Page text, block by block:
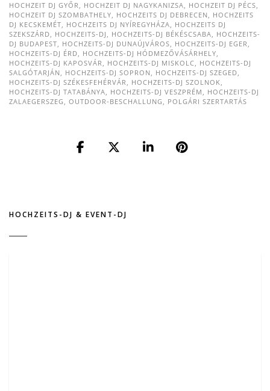
HOCHZEIT DJ GYŐR, HOCHZEIT DJ NAGYKANIZSA, HOCHZEIT DJ PÉCS,
HOCHZEIT DJ SZOMBATHELY, HOCHZEITS DJ DEBRECEN, HOCHZEITS
DJ KECSKEMÉT, HOCHZEITS DJ NYÍREGYHÁZA, HOCHZEITS DJ
SZEKSZÁRD, HOCHZEITS-DJ , HOCHZEITS-DJ BÉKÉSCSABA, HOCHZEITS-
DJ BUDAPEST, HOCHZEITS-DJ DUNAÚJVÁROS, HOCHZEITS-DJ EGER,
HOCHZEITS-DJ ÉRD, HOCHZEITS-DJ HÓDMEZŐVÁSÁRHELY,
HOCHZEITS-DJ KAPOSVÁR, HOCHZEITS-DJ MISKOLC, HOCHZEITS-DJ
SALGÓTARJÁN, HOCHZEITS-DJ SOPRON, HOCHZEITS-DJ SZEGED,
HOCHZEITS-DJ SZÉKESFEHÉRVÁR, HOCHZEITS-DJ SZOLNOK,
HOCHZEITS-DJ TATABÁNYA, HOCHZEITS-DJ VESZPRÉM , HOCHZEITS-DJ
ZALAEGERSZEG , OUTDOOR-BESCHALLUNG , POLGÁRI SZERTARTÁS
HOCHZEITS-DJ & EVENT-DJ